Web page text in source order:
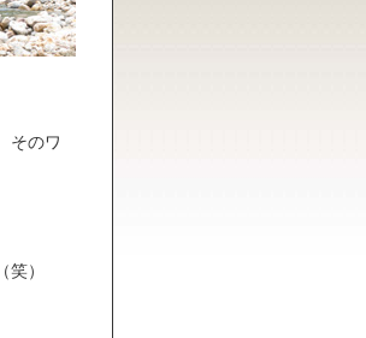
そのワ
）